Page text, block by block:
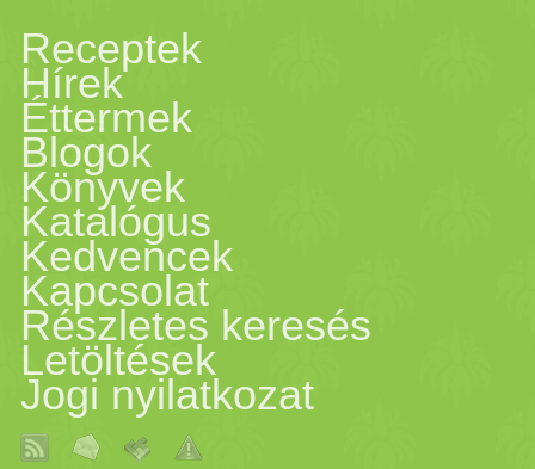
Receptek
Hírek
Éttermek
Blogok
Könyvek
Katalógus
Kedvencek
Kapcsolat
Részletes keresés
Letöltések
Jogi nyilatkozat